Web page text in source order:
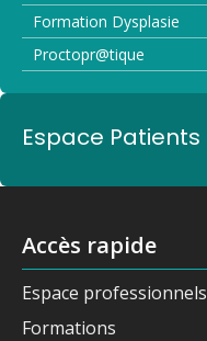
Formation Dysplasie
Proctopr@tique
Espace Patients
Accès rapide
Espace professionnels
Formations